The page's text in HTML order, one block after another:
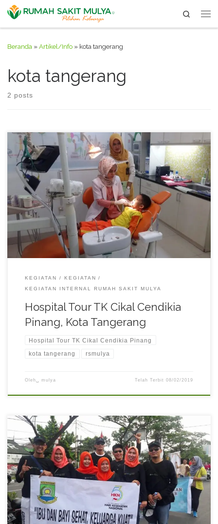
Skip to content
Search
Beranda »Artikel/Info » kota tangerang
kota tangerang
2 posts
KEGIATAN
KEGIATAN
KEGIATAN INTERNAL RUMAH SAKIT MULYA
Hospital Tour TK Cikal Cendikia
Pinang, Kota Tangerang
Hospital Tour TK Cikal Cendikia Pinang
kota tangerang rsmulya
Oleh␣ mulya Telah Terbit08/02/2019
RS. Mulya ikut berpartisipasi dalam mengikuti perayaan Hari
Kesehatan Nasional 2017 dengan mengikuti kegiatan Jalan
Sehat bersama Walikota Tangerang, di Tugu Adipura Tangerang.